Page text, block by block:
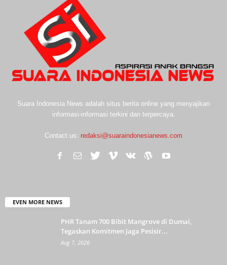
Suara Indonesia News adalah situs berita online yang menyajikan
informasi-informasi terkini dan terpercaya.
Contact us: redaksi@suaraindonesianews.com
EVEN MORE NEWS
PHR Tanam 700 Bibit Mangrove di Dumai,
Tegaskan Komitmen Jaga Pesisir...
Aug 7, 2026